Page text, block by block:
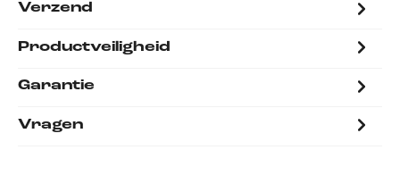
Verzend
Productveiligheid
Garantie
Vragen